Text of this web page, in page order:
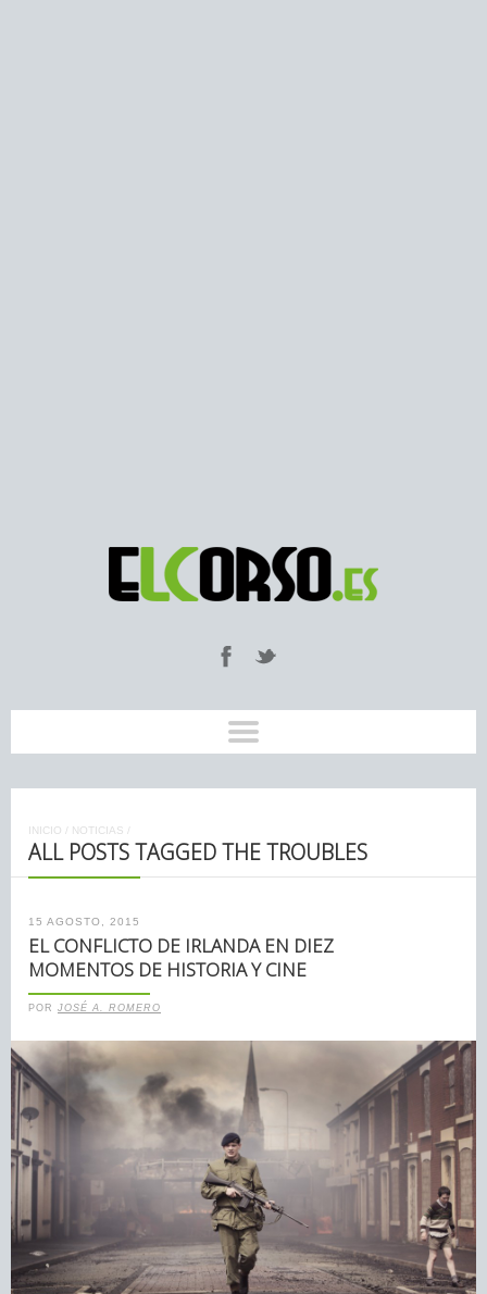
INICIO / NOTICIAS /
ALL POSTS TAGGED THE TROUBLES
15 AGOSTO, 2015
EL CONFLICTO DE IRLANDA EN DIEZ
MOMENTOS DE HISTORIA Y CINE
POR JOSÉ A. ROMERO